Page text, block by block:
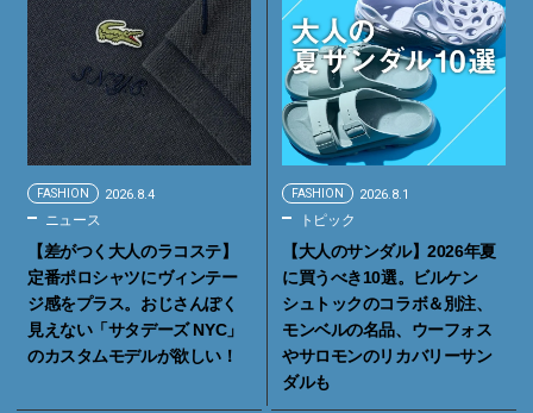
FASHION 2026.8.4
ニュース
【差がつく大人のラコステ】
定番ポロシャツにヴィンテー
ジ感をプラス。おじさんぽく
見えない「サタデーズ NYC」
のカスタムモデルが欲しい！
FASHION 2026.8.1
トピック
【大人のサンダル】2026年夏
に買うべき10選。ビルケン
シュトックのコラボ＆別注、
モンベルの名品、ウーフォス
やサロモンのリカバリーサン
ダルも